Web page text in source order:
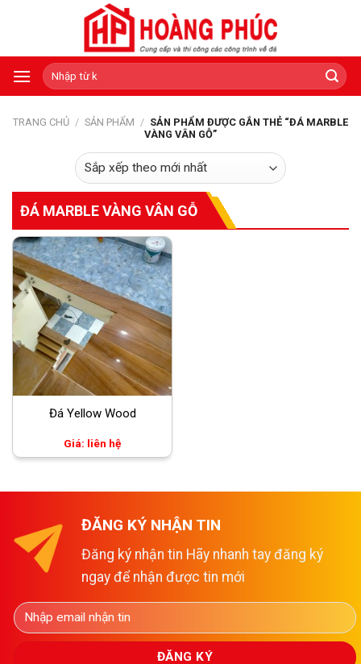
Tìm
kiếm:
TRANG CHỦ / SẢN PHẨM / SẢN PHẨM ĐƯỢC GẮN THẺ “ĐÁ MARBLE
VÀNG VÂN GỖ”
ĐÁ MARBLE VÀNG VÂN GỖ
Đá Yellow Wood
Giá: liên hệ
ĐĂNG KÝ NHẬN TIN
Đăng ký nhận tin Hãy nhanh tay đăng ký
ngay để nhận được tin mới